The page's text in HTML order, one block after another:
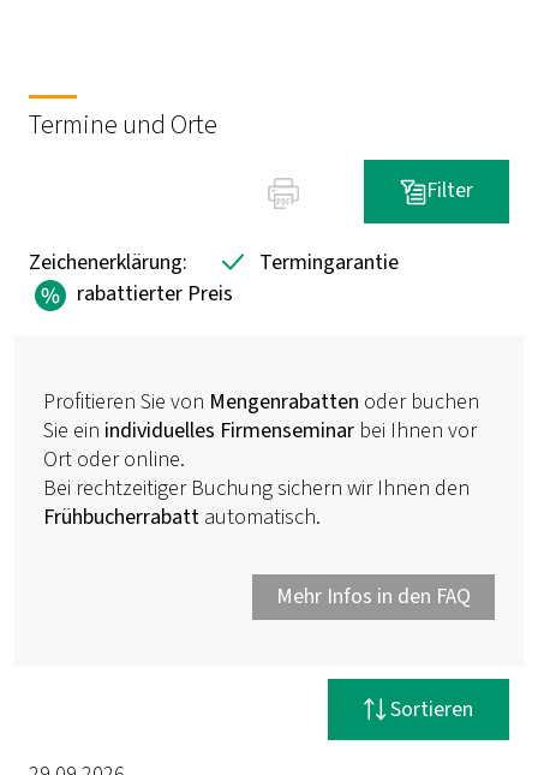
Termine und Orte
Filter
Filter zurücksetzen
Zeichenerklärung:
Termingarantie
rabattierter Preis
Profitieren Sie von Mengenrabatten oder buchen
Sie ein individuelles Firmenseminar bei Ihnen vor
Ort oder online.
Bei rechtzeitiger Buchung sichern wir Ihnen den
Frühbucherrabatt automatisch.
Mehr Infos in den FAQ
Sortieren